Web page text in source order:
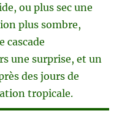
ou plus sec une
plus sombre,
cascade
une surprise, et un
des jours de
tropicale.